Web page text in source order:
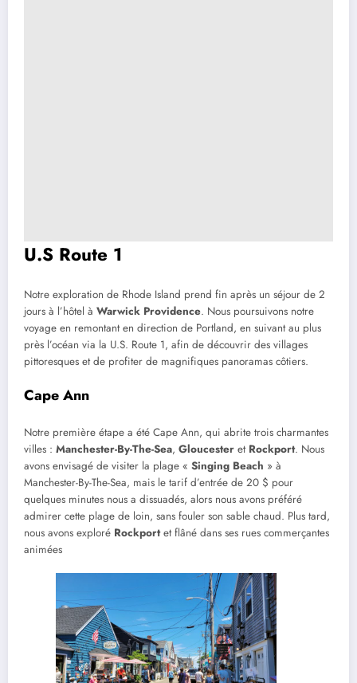
U.S Route 1
Notre exploration de Rhode Island prend fin après un séjour de 2
jours à l’hôtel à Warwick Providence. Nous poursuivons notre
voyage en remontant en direction de Portland, en suivant au plus
près l’océan via la U.S. Route 1, afin de découvrir des villages
pittoresques et de profiter de magnifiques panoramas côtiers.
Cape Ann
Notre première étape a été Cape Ann, qui abrite trois charmantes
villes : Manchester-By-The-Sea, Gloucester et Rockport. Nous
avons envisagé de visiter la plage « Singing Beach » à
Manchester-By-The-Sea, mais le tarif d’entrée de 20 $ pour
quelques minutes nous a dissuadés, alors nous avons préféré
admirer cette plage de loin, sans fouler son sable chaud. Plus tard,
nous avons exploré Rockportet flâné dans ses rues commerçantes
animées